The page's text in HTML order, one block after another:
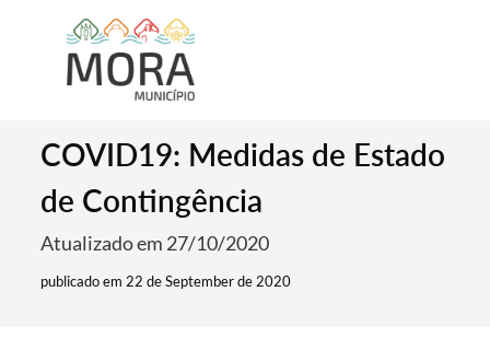
COVID19: Medidas de Estado
de Contingência
Atualizado em 27/10/2020
publicado em 22 de September de 2020